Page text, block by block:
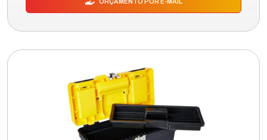
ORÇAMENTO POR E-MAIL